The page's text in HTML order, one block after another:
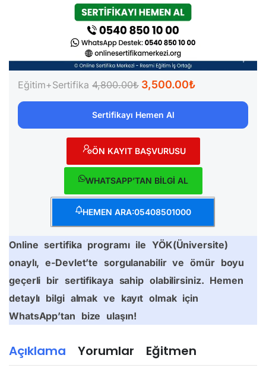
Açıklama Yorumlar Eğitmen
Eğitim+Sertifika 4,800.00₺ 3,500.00₺
Sertifikayı Hemen Al
ÖN KAYIT BAŞVURUSU
WHATSAPP’TAN BİLGİ AL
HEMEN ARA:05408501000
Online sertifika programı ile YÖK(Üniversite)
onaylı, e-Devlet’te sorgulanabilir ve ömür boyu
geçerli bir sertifikaya sahip olabilirsiniz. Hemen
detaylı bilgi almak ve kayıt olmak için
WhatsApp’tan bize ulaşın!